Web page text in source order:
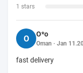
sistemas
de
seguridad
de los
sistemas
1 stars
O O*o
Oman · Jan
fast delivery